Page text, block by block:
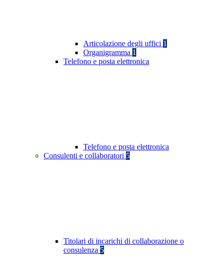
Articolazione degli uffici 1
Organigramma 1
Telefono e posta elettronica
Telefono e posta elettronica
Consulenti e collaboratori 5
Titolari di incarichi di collaborazione o
consulenza 5